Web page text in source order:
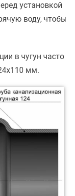
установкой
воду, чтобы
в чугун часто
мм.